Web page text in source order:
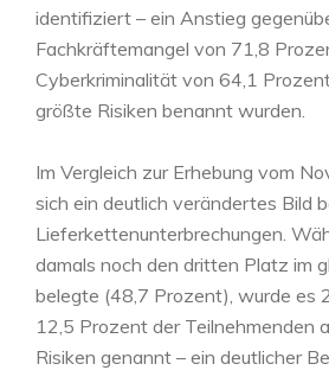
identifiziert – ein Anstieg
Fachkräftemangel von 71,8
Cyberkriminalität von 64,1
größte Risiken benannt wurden.
Im Vergleich zur Erhebung vom
sich ein deutlich verändertes Bild
Lieferkettenunterbrechungen.
damals noch den dritten Platz im
belegte (48,7 Prozent), wurde es
12,5 Prozent der Teilnehmenden
Risiken genannt – ein deutlicher